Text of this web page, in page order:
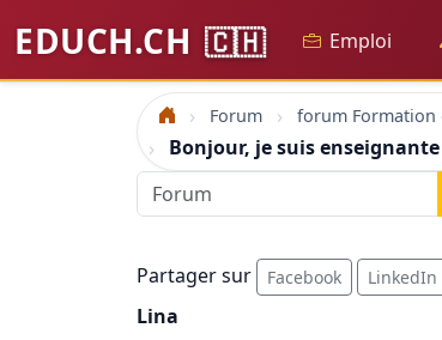
EDUCH.CH 🇨🇭 Emploi
Accueil Forum forum Formation
Bonjour, je suis
Partager sur Facebook LinkedIn
Lina